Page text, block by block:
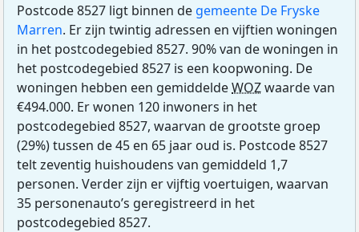
Postcode 8527 ligt binnen de gemeente De Fryske
Marren. Er zijn twintig adressen en vijftien woningen
in het postcodegebied 8527. 90% van de woningen in
het postcodegebied 8527 is een koopwoning. De
woningen hebben een gemiddeldeWOZwaarde van
€494.000. Er wonen 120 inwoners in het
postcodegebied 8527, waarvan de grootste groep
(29%) tussen de 45 en 65 jaar oud is. Postcode 8527
telt zeventig huishoudens van gemiddeld 1,7
personen. Verder zijn er vijftig voertuigen, waarvan
35 personenauto’s geregistreerd in het
postcodegebied 8527.